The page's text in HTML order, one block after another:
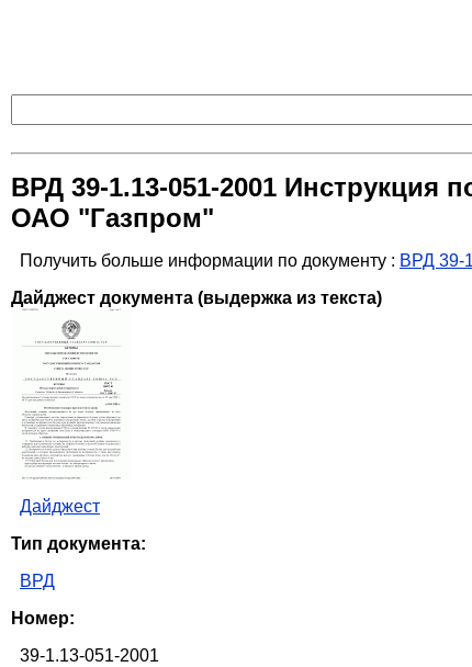
ВРД 39-1.13-051-2001 Инструкция
ОАО "Газпром"
Получить больше информации по документу : ВРД 39-
Дайджест документа (выдержка из текста)
Дайджест
Тип документа:
ВРД
Номер:
39-1.13-051-2001